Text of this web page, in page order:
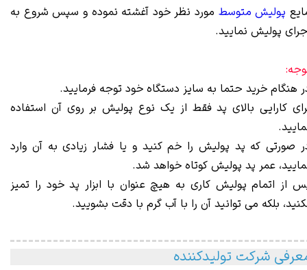
پولیش متوسط مورد نظر خود آغشته نموده و سپس شروع به
پولیش نمایید.
هنگام خرید حتما به سایز دستگاه خود توجه فرمایید.
کارایی بالای پد فقط از یک نوع پولیش بر روی آن استفاده
صورتی که پد پولیش را خم کنید و یا فشار زیادی به آن وارد
عمر پد پولیش کوتاه خواهد شد.
از اتمام پولیش کاری به هیچ عنوان با ابزار پد خود را تمیز
بلکه می توانید آن را با آب گرم با دقت بشویید.
شرکت تولیدکننده